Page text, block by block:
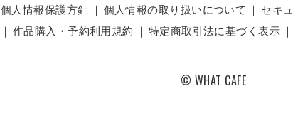
個人情報保護方針 ｜ 個人情報の取り扱いについて ｜ セキ
｜ 作品購入・予約利用規約 ｜ 特定商取引法に基づく表示
© WHAT CAFE